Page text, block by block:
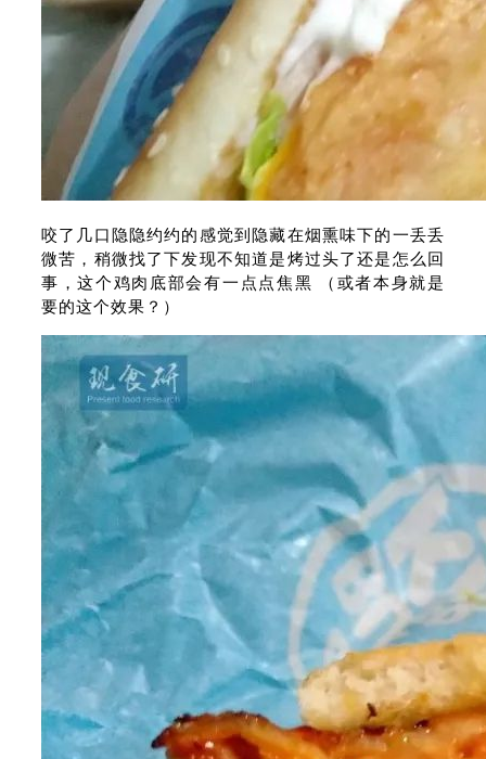
咬了几口隐隐约约的感觉到隐藏在烟熏味下的一丢丢
微苦，稍微找了下发现不知道是烤过头了还是怎么回
事，这个鸡肉底部会有一点点焦黑 （或者本身就是
要的这个效果？）